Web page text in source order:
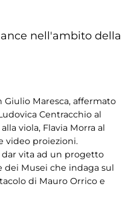
nell'ambito della
Giulio Maresca, affermato
Centracchio al
viola, Flavia Morra al
video proiezioni.
vita ad un progetto
Musei che indaga sul
di Mauro Orrico e